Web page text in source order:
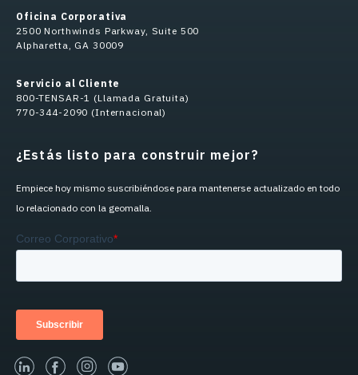
Oficina Corporativa
2500 Northwinds Parkway, Suite 500
Alpharetta, GA 30009
Servicio al Cliente
800-TENSAR-1 (Llamada Gratuita)
770-344-2090 (Internacional)
¿Estás listo para construir mejor?
Empiece hoy mismo suscribiéndose para mantenerse actualizado en todo
lo relacionado con la geomalla.
linked-infacebook
instagram
youtube